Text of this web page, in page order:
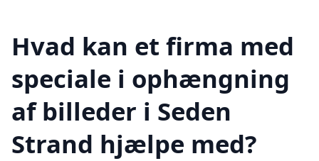
Hvad kan et firma med
speciale i ophængning
af billeder i Seden
Strand hjælpe med?